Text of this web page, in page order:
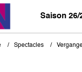
Saison 26/
Spectacles